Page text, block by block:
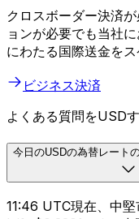
クロスボーダー決済
ョンが必要でも当社
にわたる国際送金をス
ビジネス決済
よくある質問をUSD
今日のUSDの為替レート
11:46 UTC現在、中